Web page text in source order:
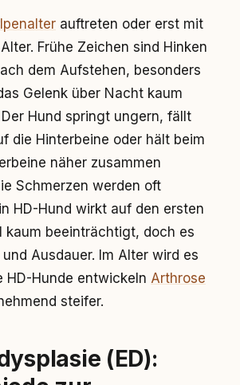
auftreten oder erst mit
Frühe Zeichen sind Hinken
dem Aufstehen, besonders
Gelenk über Nacht kaum
Hund springt ungern, fällt
die Hinterbeine oder hält beim
näher zusammen
Schmerzen werden oft
HD-Hund wirkt auf den ersten
kaum beeinträchtigt, doch es
Ausdauer. Im Alter wird es
HD-Hunde entwickeln Arthrose
steifer.
(ED):